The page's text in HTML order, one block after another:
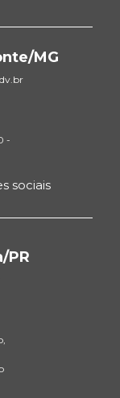
MG
-
sociais
PR